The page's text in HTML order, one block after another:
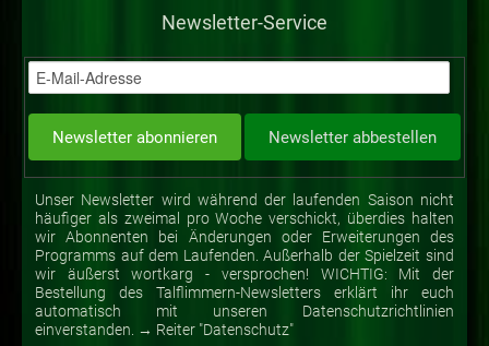
Newsletter-Service
Unser Newsletter wird während der laufenden Saison nicht
häufiger als zweimal pro Woche verschickt, überdies halten
wir Abonnenten bei Änderungen oder Erweiterungen des
Programms auf dem Laufenden. Außerhalb der Spielzeit sind
wir äußerst wortkarg - versprochen! WICHTIG: Mit der
Bestellung des Talflimmern-Newsletters erklärt ihr euch
automatisch mit unseren Datenschutzrichtlinien
einverstanden. → Reiter "Datenschutz"